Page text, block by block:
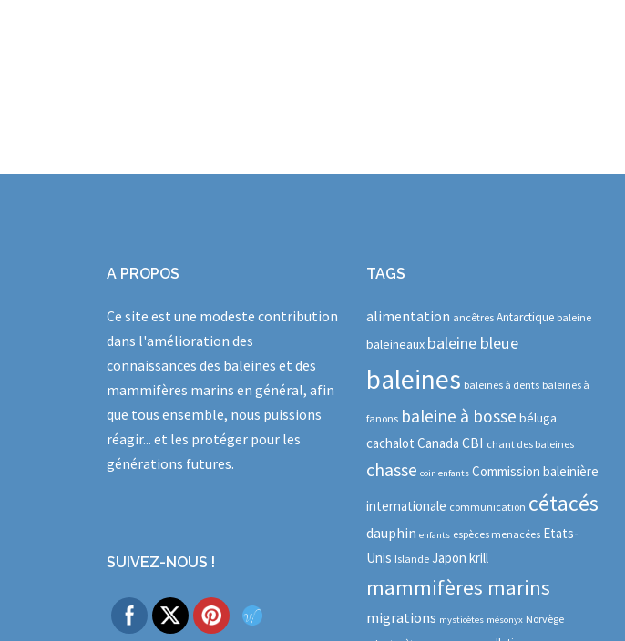
A PROPOS
Ce site est une modeste contribution
dans l'amélioration des
connaissances des baleines et des
mammifères marins en général, afin
que tous ensemble, nous puissions
réagir... et les protéger pour les
générations futures.
SUIVEZ-NOUS !
TAGS
alimentation ancêtres Antarctique baleine
baleineaux baleine bleue
baleines baleines à dents baleines à
fanons baleine à bosse béluga
cachalot Canada CBI chant des baleines
chasse coin enfants Commission baleinière
internationale communication cétacés
dauphin enfants espèces menacées Etats-
Unis Islande Japon krill
mammifères marins
migrations mysticètes mésonyx Norvège